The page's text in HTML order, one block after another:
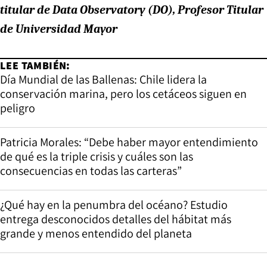
titular de Data Observatory (DO), Profesor Titular
de Universidad Mayor
LEE TAMBIÉN:
Día Mundial de las Ballenas: Chile lidera la
conservación marina, pero los cetáceos siguen en
peligro
Patricia Morales: “Debe haber mayor entendimiento
de qué es la triple crisis y cuáles son las
consecuencias en todas las carteras”
¿Qué hay en la penumbra del océano? Estudio
entrega desconocidos detalles del hábitat más
grande y menos entendido del planeta